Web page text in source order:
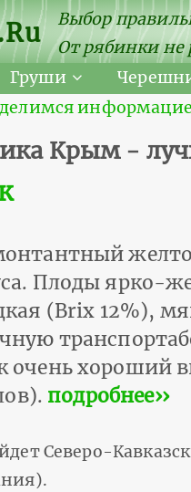
Выбор
От рябинки не
Груши
Крым -
Плоды ярко-
(Brix 12%),
очень хороший
подробнее››
Северо-